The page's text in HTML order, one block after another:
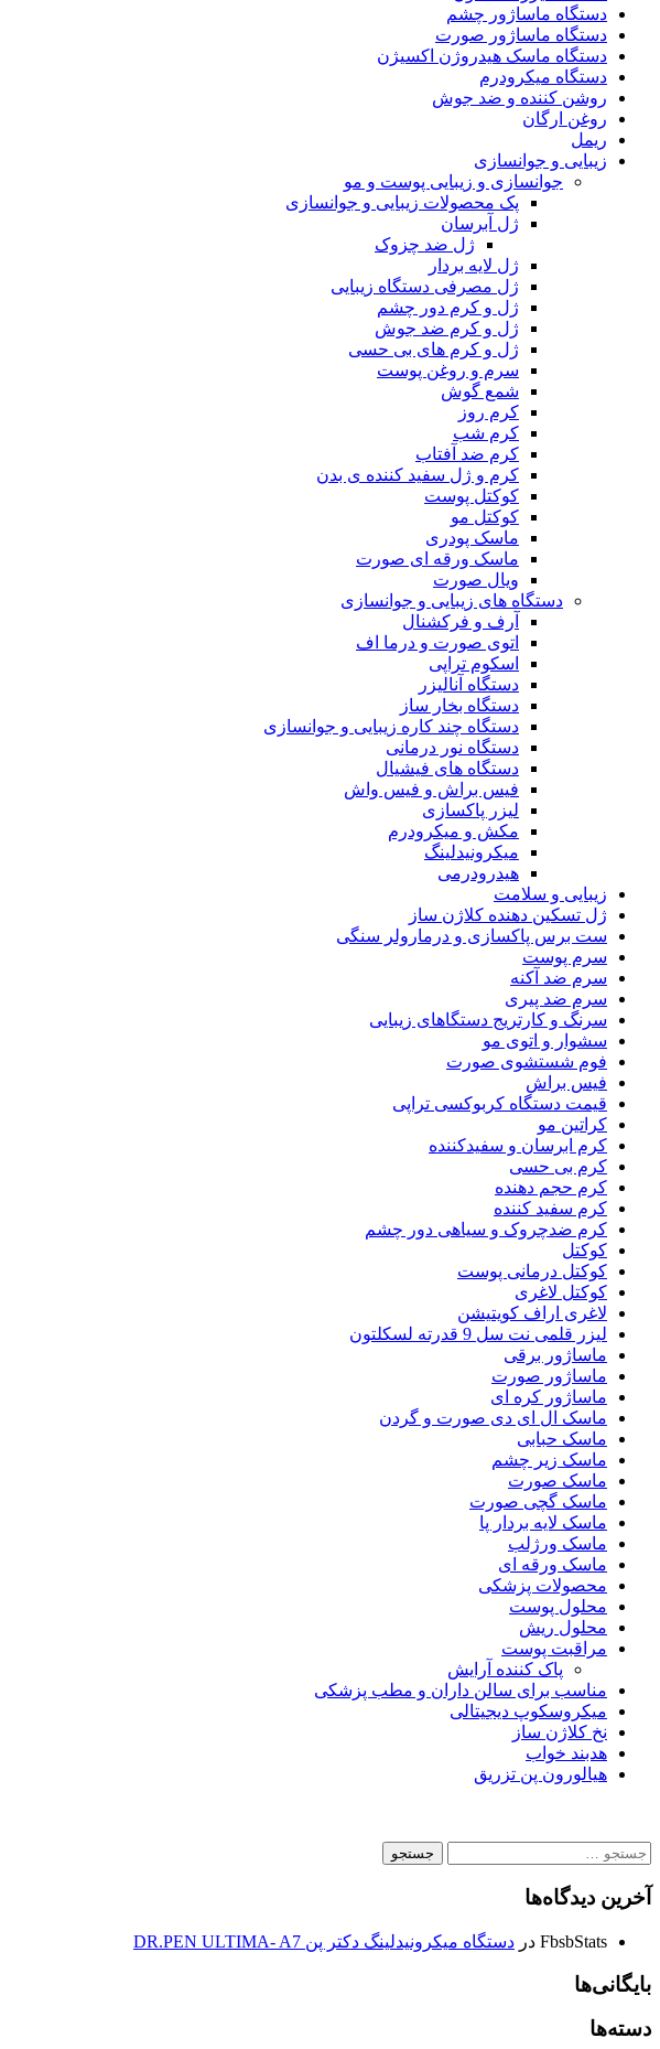
دستگاه ماساژور چشم
دستگاه ماساژور صورت
دستگاه ماسک هیدروژن اکسیژن
دستگاه میکرودرم
روشن کننده و ضد جوش
روغن ارگان
ریمل
زیبایی و جوانسازی
جوانسازی و زیبایی پوست و مو
پک محصولات زیبایی و جوانسازی
ژل آبرسان
ژل ضد چزوک
ژل لایه بردار
ژل مصرفی دستگاه زیبایی
ژل و کرم دور چشم
ژل و کرم ضد جوش
ژل و کرم های بی حسی
سرم و روغن پوست
شمع گوش
کرم روز
کرم شب
کرم ضد آفتاب
کرم و ژل سفید کننده ی بدن
کوکتل پوست
کوکتل مو
ماسک پودری
ماسک ورقه ای صورت
ویال صورت
دستگاه های زیبایی و جوانسازی
آرف و فرکشنال
اتوی صورت و درما اف
اسکوم تراپی
دستگاه آنالیزر
دستگاه بخار ساز
دستگاه چند کاره زیبایی و جوانسازی
دستگاه نور درمانی
دستگاه های فیشیال
فیس براش و فیس واش
لیزر پاکسازی
مکش و میکرودرم
میکرونیدلینگ
هیدرودرمی
زیبایی و سلامت
ژل تسکین دهنده کلاژن ساز
ست برس پاکسازی و درمارولر سنگی
سرم پوست
سرم ضد آکنه
سرم ضد پیری
سرنگ و کارتریج دستگاهای زیبایی
سشوار و اتوی مو
فوم شستشوی صورت
فیس براش
قیمت دستگاه کربوکسی تراپی
کراتین مو
کرم ابرسان و سفیدکننده
کرم بی حسی
کرم حجم دهنده
کرم سفید کننده
کرم ضدچروک و سیاهی دور چشم
کوکتل
کوکتل درمانی پوست
کوکتل لاغری
لاغری اراف کویتیشن
لیزر قلمی نت سل 9 قدرته لسکلتون
ماساژور برقی
ماساژور صورت
ماساژور کره ای
ماسک ال ای دی صورت و گردن
ماسک حبابی
ماسک زیر چشم
ماسک صورت
ماسک گچی صورت
ماسک لایه بردار پا
ماسک ورژلب
ماسک ورقه ای
محصولات پزشکی
محلول پوست
محلول ریش
مراقبت پوست
پاک کننده آرایش
مناسب برای سالن داران و مطب پزشکی
میکروسکوپ دیجیتالی
نخ کلاژن ساز
هدبند خواب
هیالورون پن تزریق
جستجو
آخرین دیدگاه‌ها
FbsbStats در دستگاه میکرونیدلینگ دکتر پن DR.PEN ULTIMA- A7
بایگانی‌ها
دسته‌ها